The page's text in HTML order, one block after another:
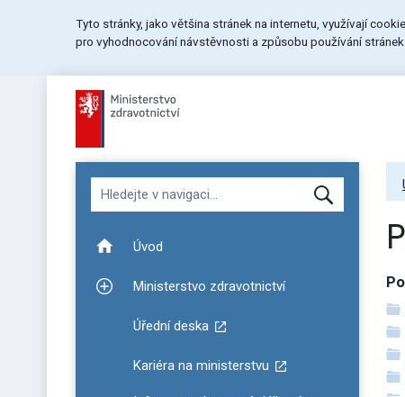
Tyto stránky, jako většina stránek na internetu, využívají
pro vyhodnocování návstěvnosti a způsobu používání
Hledat v navigaci
Úvod
Zobrazit podmenu pro Ministerstvo zdravotnictví
Ministerstvo zdravotnictví
Úřední deska
Kariéra na ministerstvu